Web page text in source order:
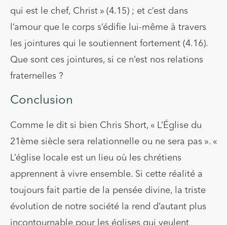
qui est le chef, Christ » (4.15) ; et c’est dans
l’amour que le corps s’édifie lui-même à travers
les jointures qui le soutiennent fortement (4.16).
Que sont ces jointures, si ce n’est nos relations
fraternelles ?
Conclusion
Comme le dit si bien Chris Short, « L’Église du
21ème siècle sera relationnelle ou ne sera pas ». «
L’église locale est un lieu où les chrétiens
apprennent à vivre ensemble. Si cette réalité a
toujours fait partie de la pensée divine, la triste
évolution de notre société la rend d’autant plus
incontournable pour les églises qui veulent